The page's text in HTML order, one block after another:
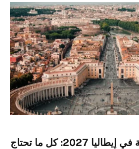
دليل تصريح الإقامة في إيطاليا 2027: كل ما تحتاج